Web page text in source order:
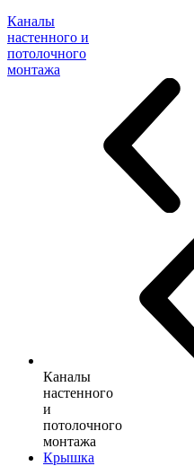
Каналы
настенного и
потолочного
монтажа
Каналы
настенного
и
потолочного
монтажа
Крышка